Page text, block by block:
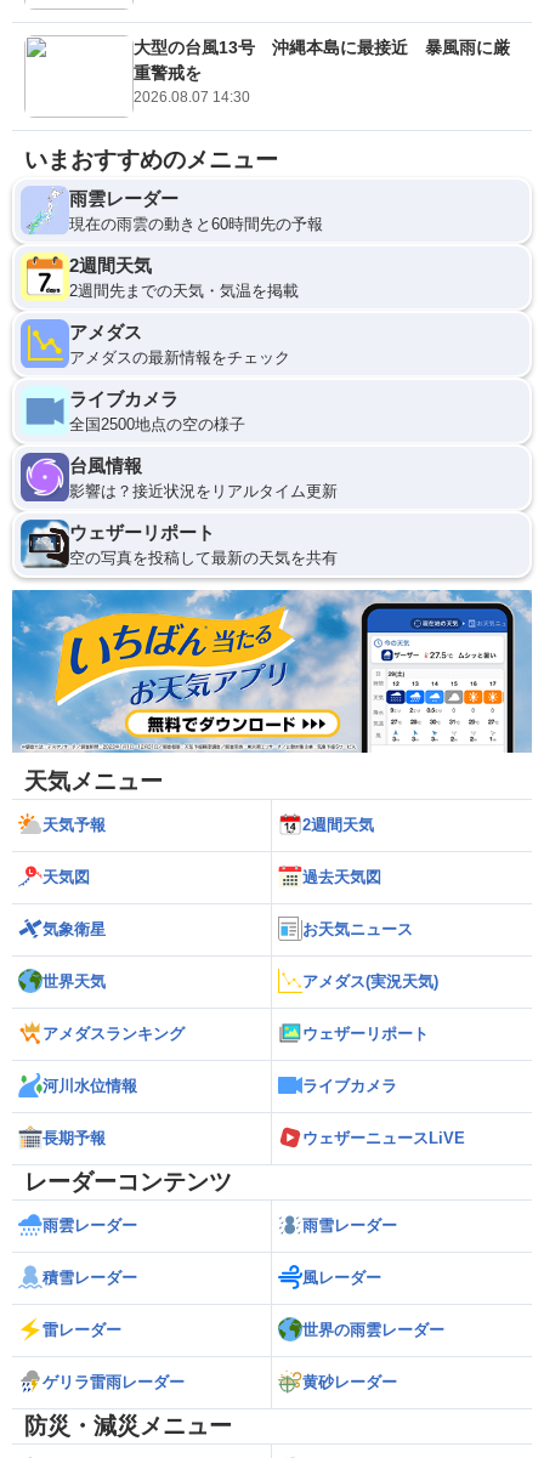
大型の台風13号 沖縄本島に最接近 暴風雨に厳
重警戒を
2026.08.07 14:30
いまおすすめのメニュー
雨雲レーダー
現在の雨雲の動きと60時間先の予報
2週間天気
2週間先までの天気・気温を掲載
アメダス
アメダスの最新情報をチェック
ライブカメラ
全国2500地点の空の様子
台風情報
影響は？接近状況をリアルタイム更新
ウェザーリポート
空の写真を投稿して最新の天気を共有
天気メニュー
天気予報 2週間天気
天気図 過去天気図
気象衛星 お天気ニュース
世界天気 アメダス(実況天気)
アメダスランキング ウェザーリポート
河川水位情報 ライブカメラ
長期予報 ウェザーニュースLiVE
レーダーコンテンツ
雨雲レーダー 雨雪レーダー
積雪レーダー 風レーダー
雷レーダー 世界の雨雲レーダー
ゲリラ雷雨レーダー 黄砂レーダー
防災・減災メニュー